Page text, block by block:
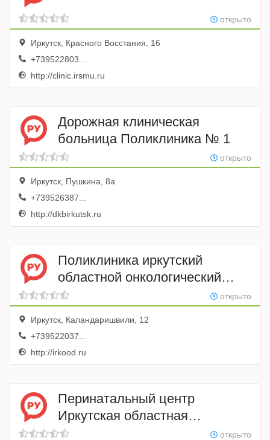
открыто
Иркутск, Красного Восстания, 16
+739522803...
http://clinic.irsmu.ru
Дорожная клиническая
больница Поликлиника № 1
открыто
Иркутск, Пушкина, 8а
+739526387...
http://dkbirkutsk.ru
Поликлиника иркутский
областной онкологический
диспансер
открыто
Иркутск, Каландаришвили, 12
+739522037...
http://irkood.ru
Перинатальный центр
Иркутская областная
клиническая больница
открыто